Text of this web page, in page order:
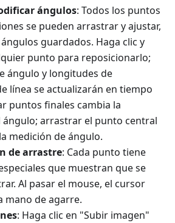
ángulos: Todos los puntos
se pueden arrastrar y ajustar,
guardados. Haga clic y
punto para reposicionarlo;
ángulo y longitudes de
línea se actualizarán en tiempo
puntos finales cambia la
ángulo; arrastrar el punto central
medición de ángulo.
de arrastre: Cada punto tiene
que muestran que se
Al pasar el mouse, el cursor
mano de agarre.
: Haga clic en "Subir imagen"